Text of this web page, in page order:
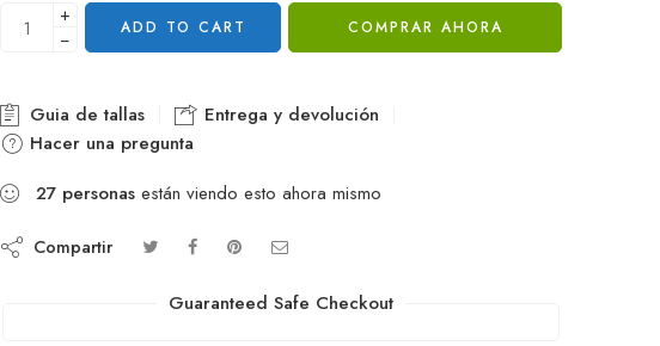
+
−
ADD TO CART COMPRAR AHORA
Guia de tallas
Entrega y devolución
Hacer una pregunta
27 personas están viendo esto ahora mismo
Compartir
Guaranteed Safe Checkout